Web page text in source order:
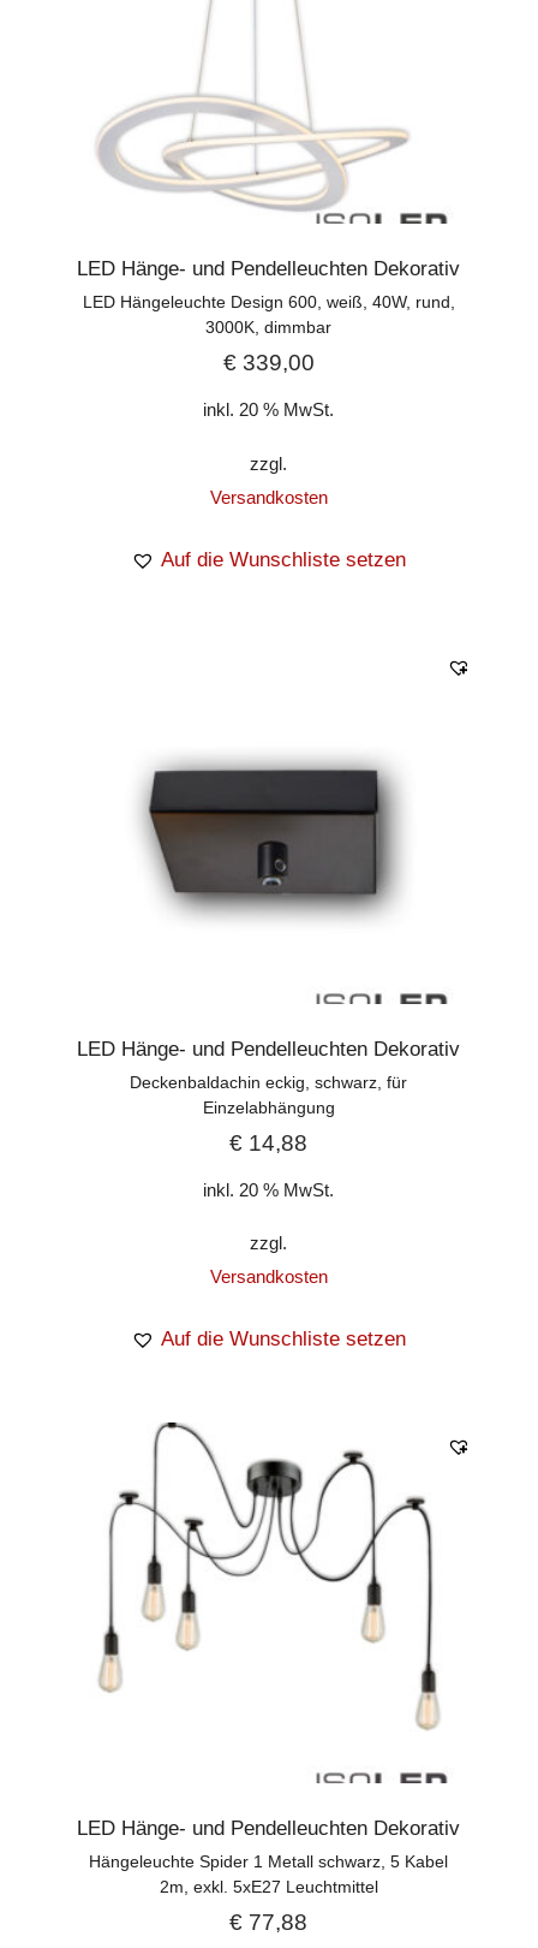
LED Hänge- und Pendelleuchten Dekorativ
LED Hängeleuchte Design 600, weiß, 40W, rund,
3000K, dimmbar
€339,00
inkl. 20 % MwSt.
zzgl.
Versandkosten
Auf die Wunschliste setzen
LED Hänge- und Pendelleuchten Dekorativ
Deckenbaldachin eckig, schwarz, für
Einzelabhängung
€ 14,88
inkl. 20 % MwSt.
zzgl.
Versandkosten
Auf die Wunschliste setzen
LED Hänge- und Pendelleuchten Dekorativ
Hängeleuchte Spider 1 Metall schwarz, 5 Kabel
2m, exkl. 5xE27 Leuchtmittel
€ 77,88